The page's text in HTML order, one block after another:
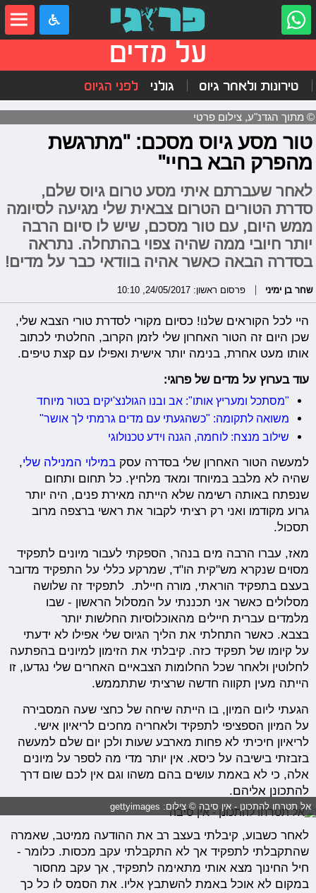
על מדים
טירונות ולאחר גיוס גולני לפני הגיוס
© מתוך הגדנ"ע, צילום פרטי
טור מסע גיוס מסכם: "מתרגשת
מהפרק הבא בחיי"
לאחר שעברתם איתי מסע טרום גיוס שלם,
סדרת הטורים הטרום צבאית שלי מגיעה לסיומה
ממש היום, עם טור מסכם, שיש לו סיום הרבה
יותר חיובי ממה שהיה צפוי בהתחלה. נתראה
בסדרה הבאה כאשר אהיה בוודאי כבר על מדים!
שחר בן ימיני פרסום ראשון: 24/05/2017, 10:10
היי לכל הקוראים שלנו! כסיום מקורי לסדרת טורי הצבא שלי,
שכן היום זה הטור האחרון שלי לזמן הקרוב, החלטתי לכתוב
אותו מעט אחרת, בנימה יותר אישית ואפילו עם קצת טיפים.
עוד בערוץ על מדים של פרוגי:
"מסתכל ומעריץ אותו": אב ובנו הגולנצ'יקים בטור מיוחד
משואה לתקומה: "כשהגעתי עם מדים גרמתי לך אושר"
שילוב מנצח: לוחמה, הגנה וידע טכנולוגי
למעשה הטור האחרון שלי בסדרה עסקבמילוי המנילה שלי,
שהיה לא מלבב במיוחד ומאד מלחיץ. כל תחום ותחום
שנפתח באותה רשימה שלא הייתה מאירת פנים, היה יותר
גרוע מקודמו ואני רק רציתי לקבור את ראשי ברצפה מרוב
תסכול.
מאז, עברו הרבה מים בנהר, הספקתי לעבור מיונים לתפקיד
מסוים שנקרא מש"קית הו"ד, שמרקע כללי על התפקיד מדובר
בעצם בתפקיד הוראתי, מורה חיילת. לתפקיד זה שלושה
מסלולים כאשר אני תכננתי על המסלול הראשון - שבו
מלמדים עברית חיילים מהאוכלוסיות החלשות יותר
בצבא. כאשר התחלתי את הליך הגיוס שלי אפילו לא ידעתי
על קיומו של תפקיד כזה. קיבלתי את הזימון למיונים בהפתעה
לחלוטין ולאחר שכל החלומות הצבאיים האחרים שלי נגדעו, זו
הייתה מעין תקווה חדשה שרציתי שתתממש.
הגעתי ליום המיון, בו הייתה שיחה של כחצי שעה המסבירה
על המיון הספציפי לתפקיד ולאחריה מחכים לריאיון אישי.
לריאיון חיכיתי לא פחות מארבע שעות ולכן יום שלם למעשה
בזבזתי בישיבה על כיסא. אין יותר מדי מה לספר על מיונים
אלה, כי לא באמת עושים בהם משהו וגם אין לכם שום דרך
להתכונן אליהם.
אל תטרחו להתכונן - אין סיבה © צילום: gettyimages
לאחר כשבוע, קיבלתי בעצב רב את ההודעה ממיטב, שאמרה
שהתקבלתי לתפקיד אך לא התקבלתי עקב מכסות. כלומר -
חיל החינוך מצא אותי מתאימה לתפקיד, אך עקב מחסור
במקום לא אוכל באמת להשתבץ אליו. את הסמס לו כל כך